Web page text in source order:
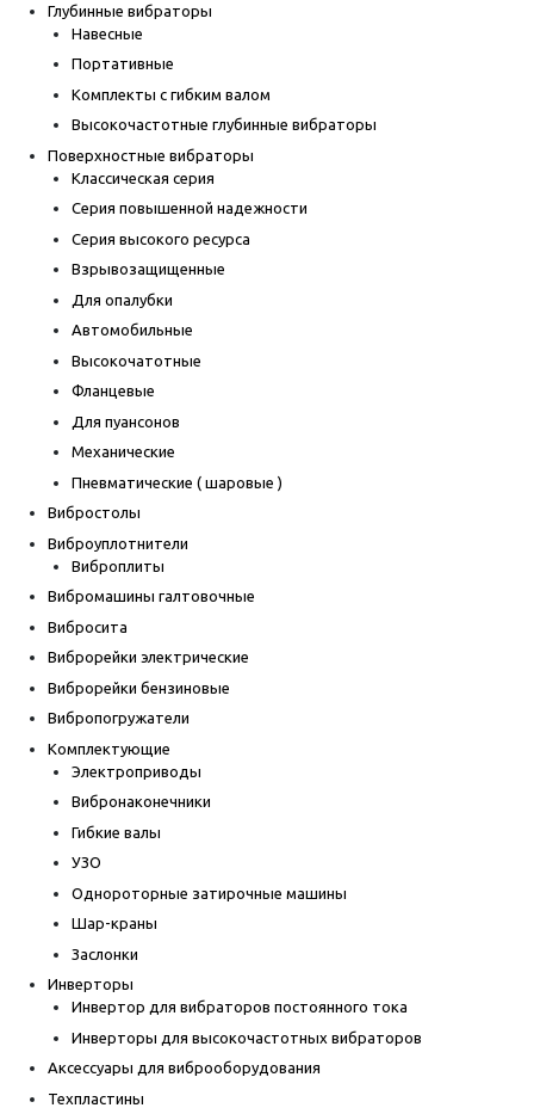
Глубинные вибраторы
Навесные
Портативные
Комплекты с гибким валом
Высокочастотные глубинные вибраторы
Поверхностные вибраторы
Классическая серия
Серия повышенной надежности
Серия высокого ресурса
Взрывозащищенные
Для опалубки
Автомобильные
Высокочатотные
Фланцевые
Для пуансонов
Механические
Пневматические ( шаровые )
Вибростолы
Виброуплотнители
Виброплиты
Вибромашины галтовочные
Вибросита
Виброрейки электрические
Виброрейки бензиновые
Вибропогружатели
Комплектующие
Электроприводы
Вибронаконечники
Гибкие валы
УЗО
Однороторные затирочные машины
Шар-краны
Заслонки
Инверторы
Инвертор для вибраторов постоянного тока
Инверторы для высокочастотных вибраторов
Аксессуары для виброоборудования
Техпластины